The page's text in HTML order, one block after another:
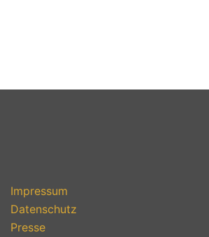
Impressum
Datenschutz
Presse